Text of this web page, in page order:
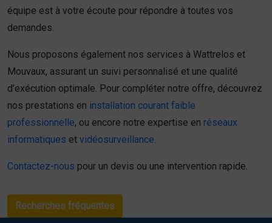
équipe est à votre écoute pour répondre à toutes vos
demandes.
Nous proposons également nos services à Wattrelos et
Mouvaux, assurant un suivi personnalisé et une qualité
d’exécution optimale. Pour compléter notre offre, découvrez
nos prestations en installation courant faible
professionnelle, ou encore notre expertise en réseaux
informatiques et vidéosurveillance
Contactez-nous pour un devis ou une intervention rapide.
Recherches fréquentes